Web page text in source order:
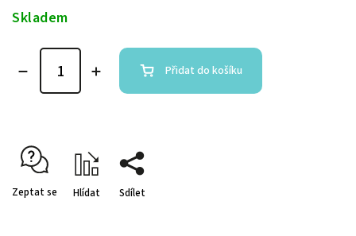
Skladem
Přidat do košíku
Zeptat se Hlídat Sdílet